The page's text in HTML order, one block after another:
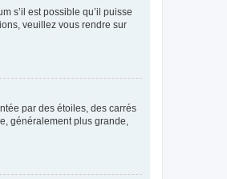
s’il est possible qu’il puisse
veuillez vous rendre sur
par des étoiles, des carrés
généralement plus grande,